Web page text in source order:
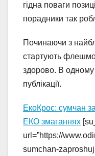
гідна поваги
порадники так
Починаючи з
стартують
здорово. В одному
публікації.
ЕкоКрос: сумчан
ЕКО змаганнях
url=”https://
sumchan-